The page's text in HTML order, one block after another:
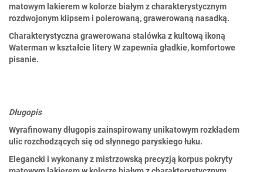
matowym lakierem w kolorze białym z charakterystycznym
rozdwojonym klipsem i polerowaną, grawerowaną nasadką.
Charakterystyczna grawerowana stalówka z kultową ikoną
Waterman w kształcie litery W zapewnia gładkie, komfortowe
pisanie.
Długopis
Wyrafinowany długopis zainspirowany unikatowym rozkładem
ulic rozchodzących się od słynnego paryskiego łuku.
Elegancki i wykonany z mistrzowską precyzją korpus pokryty